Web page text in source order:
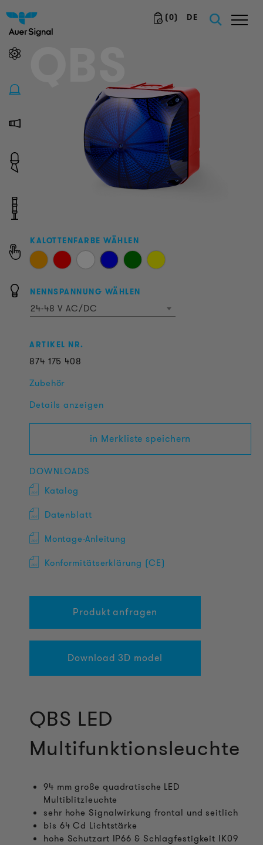
(0) DE
KALOTTENFARBE WÄHLEN
NENNSPANNUNG WÄHLEN
24-48 V AC/DC
ARTIKEL NR.
874 175 408
Zubehör
Details anzeigen
in Merkliste speichern
DOWNLOADS
Katalog
Datenblatt
Montage-Anleitung
Konformitätserklärung (CE)
Produkt anfragen
Download 3D model
QBS LED
Multifunktionsleuchte
94 mm große quadratische LED
Multiblitzleuchte
sehr hohe Signalwirkung frontal und seitlich
bis 64 Cd Lichtstärke
hohe Schutzart IP66 & Schlagfestigkeit IK09